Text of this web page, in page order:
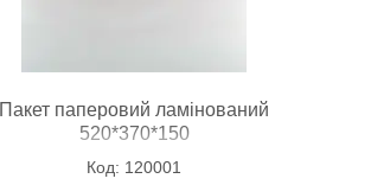
Пакет паперовий ламінований
520*370*150
120001